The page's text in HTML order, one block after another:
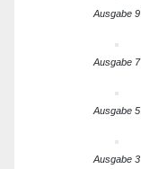
Ausgabe 9
Ausgabe 7
Ausgabe 5
Ausgabe 3